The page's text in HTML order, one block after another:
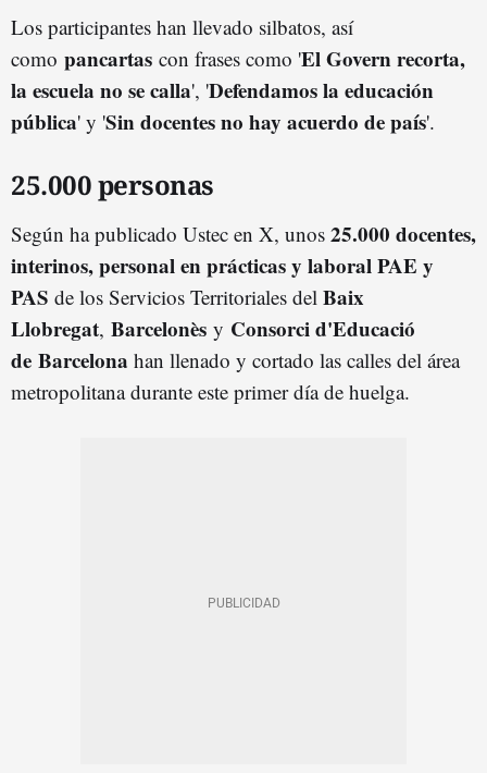
Los participantes han llevado silbatos, así
como pancartas con frases como 'El Govern recorta,
la escuela no se calla', 'Defendamos la educación
pública' y 'Sin docentes no hay acuerdo de país'.
25.000 personas
Según ha publicado Ustec en X, unos 25.000 docentes,
interinos, personal en prácticas y laboral PAE y
PAS de los Servicios Territoriales del Baix
Llobregat, Barcelonès y Consorci d'Educació
de Barcelona han llenado y cortado las calles del área
metropolitana durante este primer día de huelga.